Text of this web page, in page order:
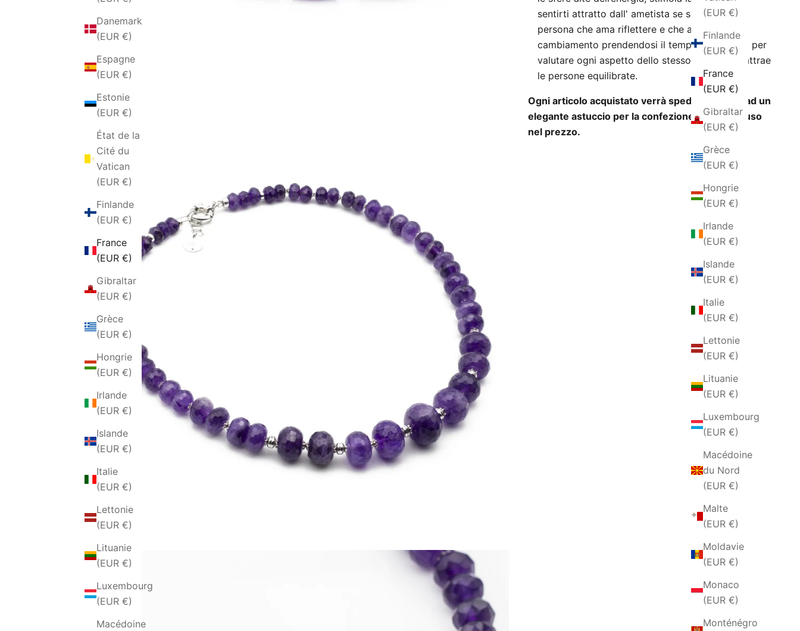
(EUR €)
Finlande
(EUR €)
France
(EUR €)
Gibraltar
(EUR €)
Grèce
(EUR €)
Hongrie
(EUR €)
Irlande
(EUR €)
Islande
(EUR €)
Italie
(EUR €)
Lettonie
(EUR €)
Lituanie
(EUR €)
Luxembourg
(EUR €)
Macédoine
du Nord
(EUR €)
Malte
(EUR €)
Moldavie
(EUR €)
Monaco
(EUR €)
Monténégro
Danemark
(EUR €)
Espagne
(EUR €)
Estonie
(EUR €)
État de la
Cité du
Vatican
(EUR €)
Finlande
(EUR €)
France
(EUR €)
Gibraltar
(EUR €)
Grèce
(EUR €)
Hongrie
(EUR €)
Irlande
(EUR €)
Islande
(EUR €)
Italie
(EUR €)
Lettonie
(EUR €)
Lituanie
(EUR €)
Luxembourg
(EUR €)
Macédoine
sentirti attratto dall' ametista se sei la tipica
persona che ama riflettere e che affronta ogni
cambiamento prendendosi il tempo necessario per
valutare ogni aspetto dello stesso. L’ametista attrae
le persone equilibrate.
Ogni articolo acquistato verrà spedito insieme ad un
elegante astuccio per la confezione regalo incluso
nel prezzo.